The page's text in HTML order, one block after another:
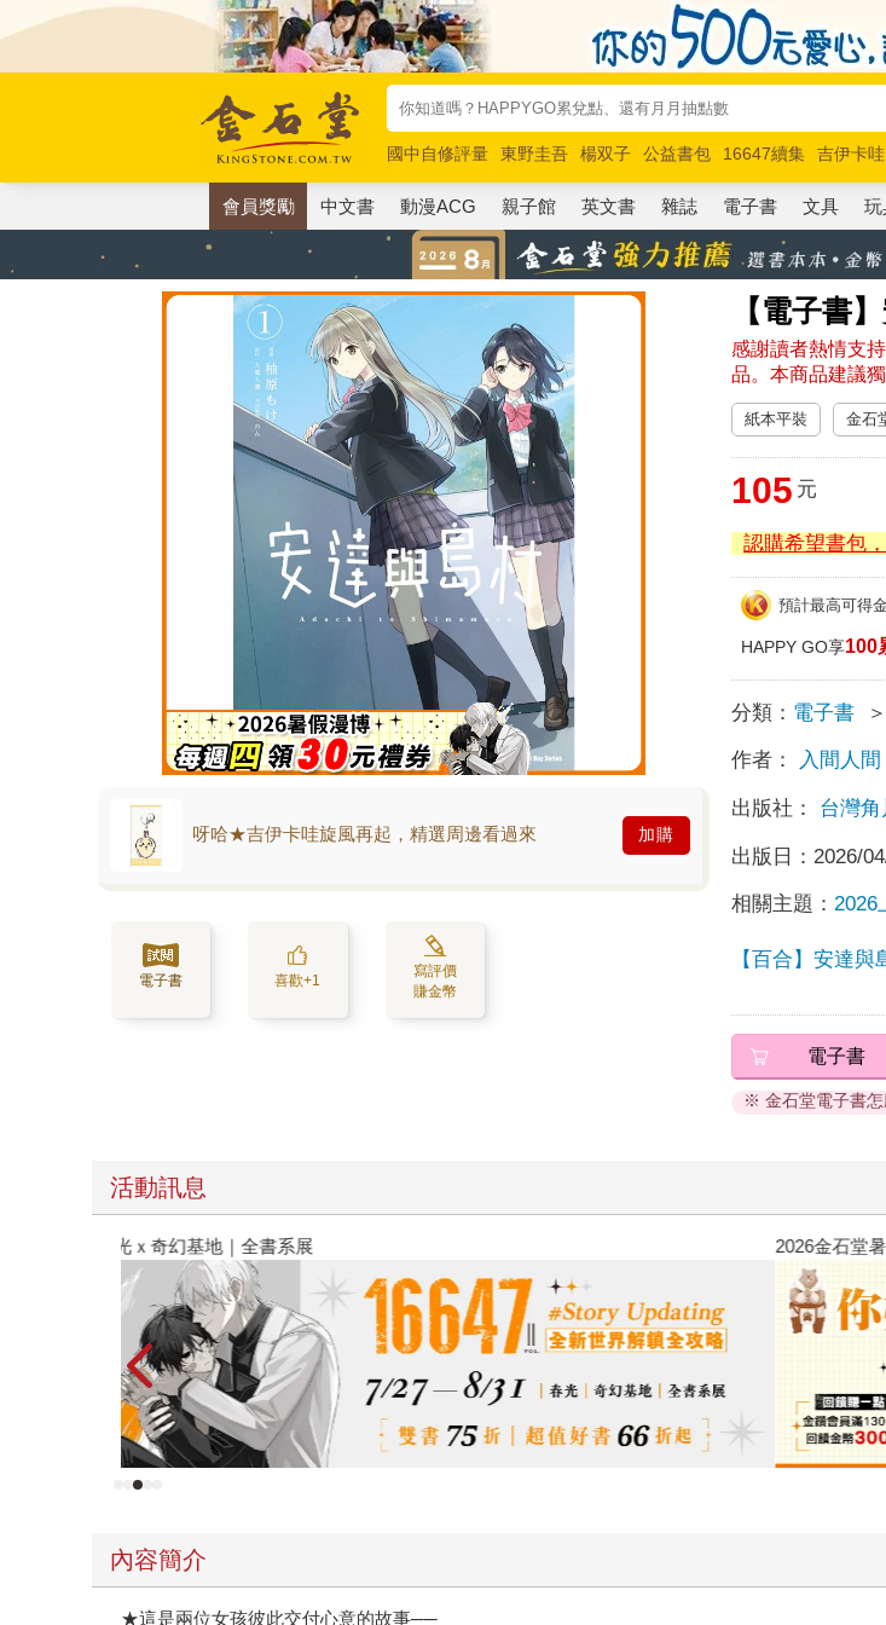
國中自修評量 東野圭吾 楊双子 公益書包 16647續集 吉伊卡哇
唯紅花綻放
奧德賽 路邊攤新作 馬斯克 玩具總動員5 超慢跑
會員獎勵 中文書 動漫ACG 親子館 英文書 雜誌 電子書 文具 玩
【電子書
感謝讀者熱情支
品。本商品建議
呀哈★吉伊卡哇旋風再起，精選周邊看過來 加購
電子書 喜歡+1
寫評價
賺金幣
紙本平裝 金石
105 元
認購希望書包
預計最高可得
HAPPY GO享100
分類： 電子書 ＞
作者： 入間人間
出版社： 台灣角
出版日： 2026/
相關主題： 2026
【百合】安達與
電子書
※ 金石堂電子書
活動訊息
金石堂2026海外優惠：電子書
原本只
的存在（
內容簡介
★這是兩位女孩彼此交付心意的故事──